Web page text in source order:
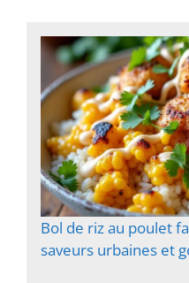
Bol de riz au poulet
saveurs urbaines et